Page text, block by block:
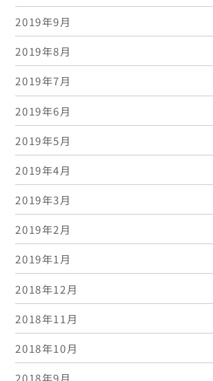
2019年9月
2019年8月
2019年7月
2019年6月
2019年5月
2019年4月
2019年3月
2019年2月
2019年1月
2018年12月
2018年11月
2018年10月
2018年9月